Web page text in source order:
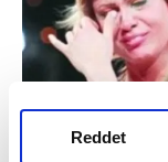
Reddet